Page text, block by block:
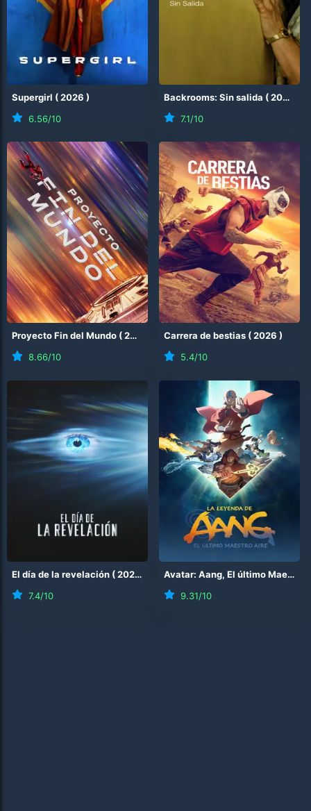
Supergirl (2026 )
6.56/10
Backrooms: Sin salida (2026
7.1/10
Proyecto Fin del Mundo (2026
8.66/10
Carrera de bestias (2026 )
5.4/10
El día de la revelación (2026 )
7.4/10
Avatar: Aang, El último Maestro Aire
9.31/10